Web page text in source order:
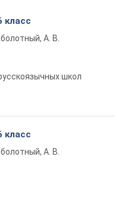
класс
А. В.
школ
класс
А. В.